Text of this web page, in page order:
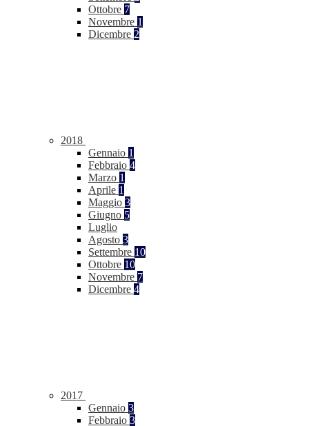
Ottobre 7
Novembre 1
Dicembre 2
2018
Gennaio 1
Febbraio 4
Marzo 1
Aprile 1
Maggio 3
Giugno 5
Luglio
Agosto 3
Settembre 10
Ottobre 10
Novembre 7
Dicembre 4
2017
Gennaio 3
Febbraio 3